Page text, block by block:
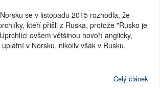
se v listopadu 2015 rozhodla, že
kteří přišli z Ruska, protože "Rusko je
ovšem většinou hovoří anglicky,
v Norsku, nikoliv však v Rusku.
Celý článek